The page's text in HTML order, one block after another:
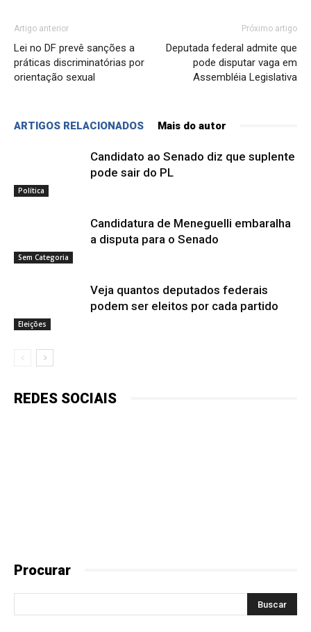
Artigo anterior
Lei no DF prevê sanções a
práticas discriminatórias por
orientação sexual
Próximo artigo
Deputada federal admite que
pode disputar vaga em
Assembléia Legislativa
ARTIGOS RELACIONADOS Mais do autor
Política
Candidato ao Senado diz que suplente
pode sair do PL
Sem Categoria
Candidatura de Meneguelli embaralha
a disputa para o Senado
Eleições
Veja quantos deputados federais
podem ser eleitos por cada partido
REDES SOCIAIS
Procurar